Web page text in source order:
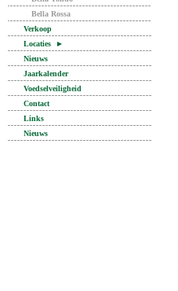
Bella Rossa
Verkoop
Locaties
►
Nieuws
Jaarkalender
Voedselveiligheid
Contact
Links
Nieuws